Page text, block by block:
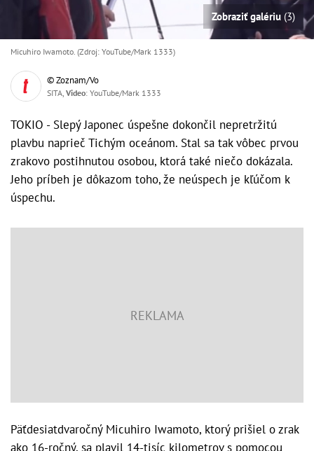
Zobraziť galériu (3)
Micuhiro Iwamoto. (Zdroj: YouTube/Mark 1333)
© Zoznam/Vo
SITA, Video: YouTube/Mark 1333
TOKIO - Slepý Japonec úspešne dokončil nepretržitú
plavbu naprieč Tichým oceánom. Stal sa tak vôbec prvou
zrakovo postihnutou osobou, ktorá také niečo dokázala.
Jeho príbeh je dôkazom toho, že neúspech je kľúčom k
úspechu.
Päťdesiatdvaročný Micuhiro Iwamoto, ktorý prišiel o zrak
ako 16-ročný, sa plavil 14-tisíc kilometrov s pomocou